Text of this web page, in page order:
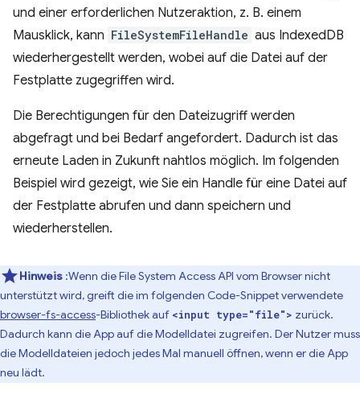
und einer erforderlichen Nutzeraktion, z. B. einem
Mausklick, kann FileSystemFileHandle aus IndexedDB
wiederhergestellt werden, wobei auf die Datei auf der
Festplatte zugegriffen wird.
Die Berechtigungen für den Dateizugriff werden
abgefragt und bei Bedarf angefordert. Dadurch ist das
erneute Laden in Zukunft nahtlos möglich. Im folgenden
Beispiel wird gezeigt, wie Sie ein Handle für eine Datei auf
der Festplatte abrufen und dann speichern und
wiederherstellen.
Hinweis :Wenn die File System Access API vom Browser nicht
unterstützt wird, greift die im folgenden Code-Snippet verwendete
browser-fs-access-Bibliothek auf <input type="file"> zurück.
Dadurch kann die App auf die Modelldatei zugreifen. Der Nutzer muss
die Modelldateien jedoch jedes Mal manuell öffnen, wenn er die App
neu lädt.